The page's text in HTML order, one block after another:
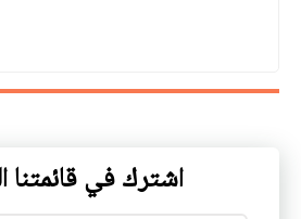
اشترك في قائمتنا